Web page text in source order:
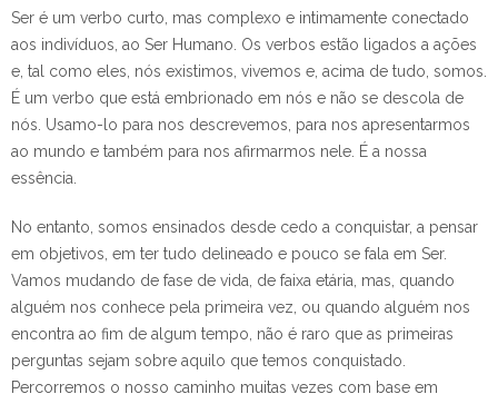
Ser é um verbo curto, mas complexo e intimamente conectado
aos indivíduos, ao Ser Humano. Os verbos estão ligados a ações
e, tal como eles, nós existimos, vivemos e, acima de tudo, somos.
É um verbo que está embrionado em nós e não se descola de
nós. Usamo-lo para nos descrevemos, para nos apresentarmos
ao mundo e também para nos afirmarmos nele. É a nossa
essência.
No entanto, somos ensinados desde cedo a conquistar, a pensar
em objetivos, em ter tudo delineado e pouco se fala em Ser.
Vamos mudando de fase de vida, de faixa etária, mas, quando
alguém nos conhece pela primeira vez, ou quando alguém nos
encontra ao fim de algum tempo, não é raro que as primeiras
perguntas sejam sobre aquilo que temos conquistado.
Percorremos o nosso caminho muitas vezes com base em